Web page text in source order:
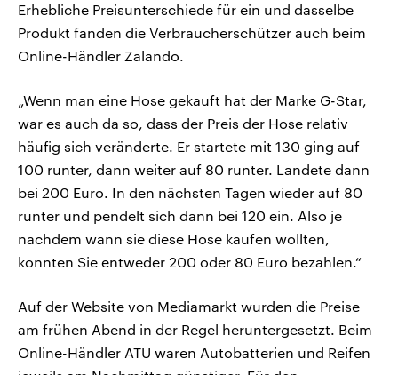
Erhebliche Preisunterschiede für ein und dasselbe
Produkt fanden die Verbraucherschützer auch beim
Online-Händler Zalando.
„Wenn man eine Hose gekauft hat der Marke G-Star,
war es auch da so, dass der Preis der Hose relativ
häufig sich veränderte. Er startete mit 130 ging auf
100 runter, dann weiter auf 80 runter. Landete dann
bei 200 Euro. In den nächsten Tagen wieder auf 80
runter und pendelt sich dann bei 120 ein. Also je
nachdem wann sie diese Hose kaufen wollten,
konnten Sie entweder 200 oder 80 Euro bezahlen.“
Auf der Website von Mediamarkt wurden die Preise
am frühen Abend in der Regel heruntergesetzt. Beim
Online-Händler ATU waren Autobatterien und Reifen